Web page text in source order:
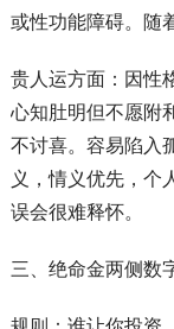
或性功能障碍。随
贵人运方面：因性
心知肚明但不愿附
不讨喜。容易陷入
义，情义优先，个
误会很难释怀。
三、绝命金两侧数